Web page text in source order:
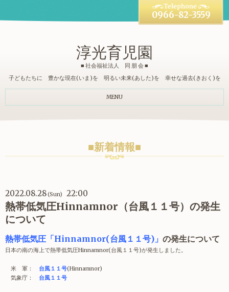
淳光育児園
■ 社会福祉法人 同 朋 会 ■
子どもたちに 豊かな現在(いま)を 明るい未来(あした)を 幸せな過去(きおく)を
0966-82-3559
MENU
■新着情報■
2022.08.28(Sun) 22:00
熱帯低気圧Hinnamnor（台風１１号）の発生
について
熱帯低気圧「Hinnamnor(台風１１号) 」 の発生について
日本の南の海上で熱帯低気圧Hinnamnor(台風１１号)が発生しました。
米 軍： 台風１１号(Hinnamnor)
気象庁： 台風１１号